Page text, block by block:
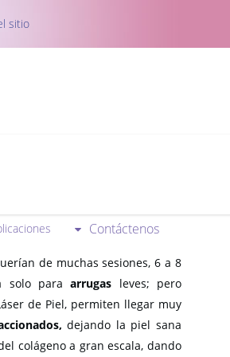
sitio
Contáctenos
de muchas sesiones, 6 a 8
solo paraarrugas leves; pero
de Piel, permiten llegar muy
dejando la piel sana
colágeno a gran escala, dando